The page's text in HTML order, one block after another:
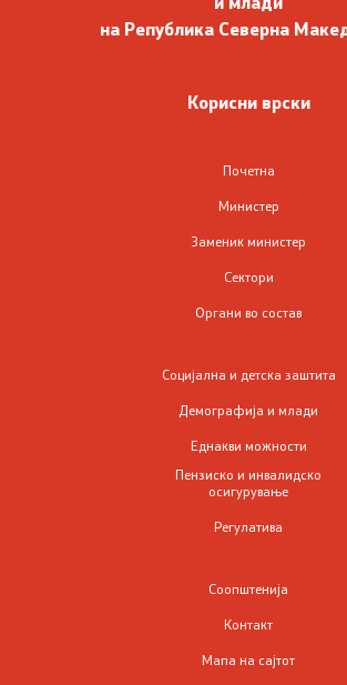
Предлог закони и документи
Изјава за пристапност
Со еден клик до сите услуги
на Република Северна
Корисни врски
Почетна
Министер
Заменик министер
Сектори
Органи во состав
Социјална и детска заштита
Демографија и млади
Еднакви можности
Пензиско и инвалидско
осигурување
Регулатива
Соопштенија
Контакт
Мапа на сајтот